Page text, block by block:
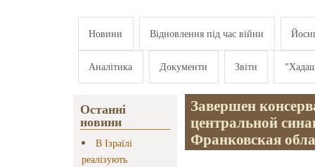
Новини Відновлення під час війни
Аналітика Документи Звіти
Останні
новини
В Ізраїлі
реалізують
Завершен
центральной
Франковская